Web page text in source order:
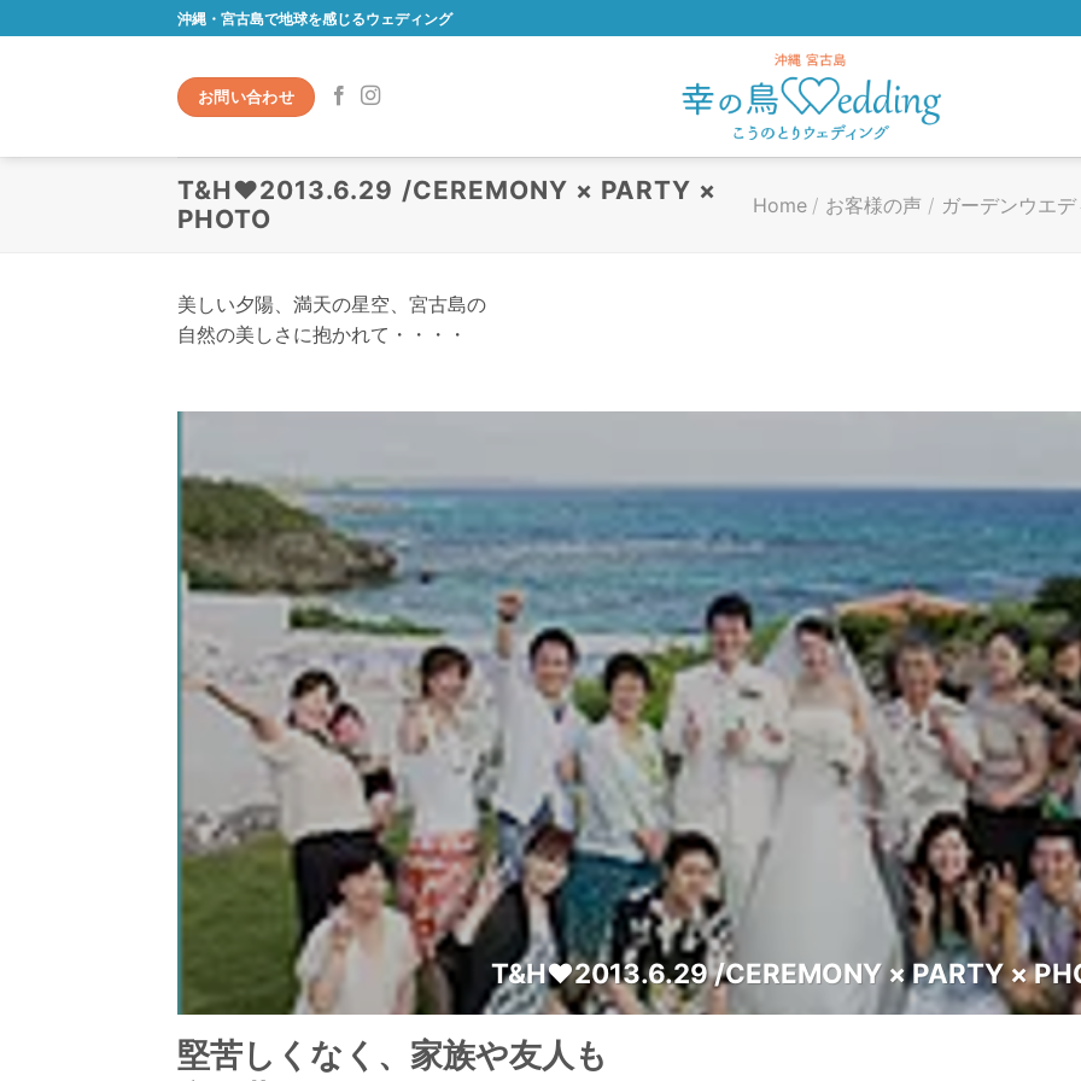
to
沖縄・宮古島で地球を感じるウェディング
お問い合わせ
T&H♥2013.6.29 /CEREMONY × PARTY ×
PHOTO
Home / お客様の声 / ガーデンウエ
美しい夕陽、満天の星空、宮古島の
自然の美しさに抱かれて・・・・
T&H♥2013.6.29 /CEREMONY × PARTY ×
堅苦しくなく、家族や友人も